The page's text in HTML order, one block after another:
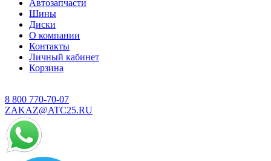
Автозапчасти
Шины
Диски
О компании
Контакты
Личный кабинет
Корзина
8 800 770-70-07
ZAKAZ@ATC25.RU